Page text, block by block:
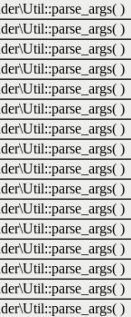
)
)
)
)
)
)
)
)
)
)
)
)
)
)
)
)